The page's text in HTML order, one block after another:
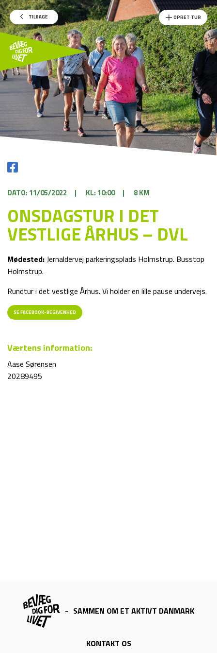
TILBAGE OPRET TUR
DATO: 11/05/2022 | KL: 10:00 | 8 KM
ONSDAGSTUR I DET
VESTLIGE ÅRHUS – DVL
Mødested:Jernaldervej parkeringsplads Holmstrup. Busstop
Holmstrup.
Rundtur i det vestlige Århus. Vi holder en lille pause undervejs.
SE FACEBOOK-BEGIVENHED
Værtens information:
Aase Sørensen
20289495
- SAMMEN OM ET AKTIVT DANMARK
KONTAKT OS